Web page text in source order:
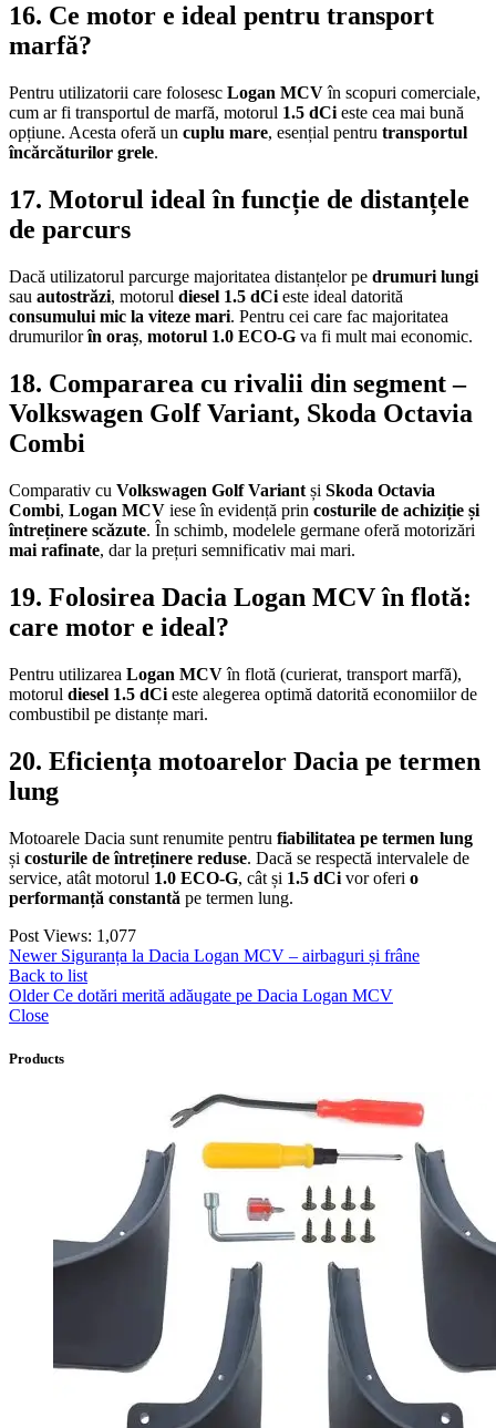
16. Ce motor e ideal pentru transport
marfă?
Pentru utilizatorii care folosesc Logan MCVîn scopuri comerciale,
cum ar fi transportul de marfă, motorul 1.5 dCi este cea mai bună
opțiune. Acesta oferă un cuplu mare, esențial pentru transportul
încărcăturilor grele.
17. Motorul ideal în funcție de distanțele
de parcurs
Dacă utilizatorul parcurge majoritatea distanțelor pe drumuri lungi
sau autostrăzi, motorul diesel 1.5 dCi este ideal datorită
consumului mic la viteze mari. Pentru cei care fac majoritatea
drumurilorîn oraș, motorul 1.0 ECO-G va fi mult mai economic.
18. Compararea cu rivalii din segment –
Volkswagen Golf Variant, Skoda Octavia
Combi
Comparativ cu Volkswagen Golf Variant și Skoda Octavia
Combi, Logan MCV iese în evidență prin costurile de achiziție și
întreținere scăzute. În schimb, modelele germane oferă motorizări
mai rafinate, dar la prețuri semnificativ mai mari.
19. Folosirea Dacia Logan MCV în flotă:
care motor e ideal?
Pentru utilizarea Logan MCVîn flotă (curierat, transport marfă),
motorul diesel 1.5 dCi este alegerea optimă datorită economiilor de
combustibil pe distanțe mari.
20. Eficiența motoarelor Dacia pe termen
lung
Motoarele Dacia sunt renumite pentru fiabilitatea pe termen lung
și costurile de întreținere reduse. Dacă se respectă intervalele de
service, atât motorul 1.0 ECO-G, cât și 1.5 dCi vor oferi o
performanță constantă pe termen lung.
Post Views: 1,077
Newer Siguranța la Dacia Logan MCV – airbaguri și frâne
Back to list
Older Ce dotări merită adăugate pe Dacia Logan MCV
Close
Products